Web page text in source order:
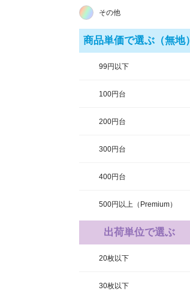
その他
商品単価で選ぶ（無地）
99円以下
100円台
200円台
300円台
400円台
500円以上（Premium）
出荷単位で選ぶ
20枚以下
30枚以下